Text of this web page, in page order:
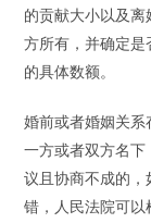
的贡献大小以及
方所有，并确定
的具体数额。
婚前或者婚姻关
一方或者双方名
议且协商不成的
错，人民法院可